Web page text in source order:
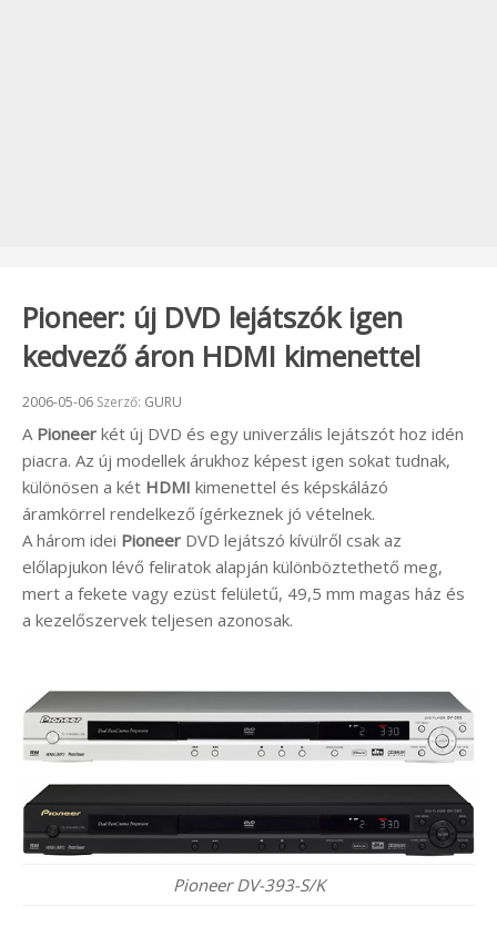
Pioneer: új DVD lejátszók igen
kedvező áron HDMI kimenettel
Beküldve:
2006-05-06 Szerző: GURU
A Pioneer két új DVD és egy univerzális lejátszót hoz idén
piacra. Az új modellek árukhoz képest igen sokat tudnak,
különösen a két HDMI kimenettel és képskálázó
áramkörrel rendelkező ígérkeznek jó vételnek.
A három idei Pioneer DVD lejátszó kívülről csak az
előlapjukon lévő feliratok alapján különböztethető meg,
mert a fekete vagy ezüst felületű, 49,5 mm magas ház és
a kezelőszervek teljesen azonosak.
Pioneer DV-393-S/K